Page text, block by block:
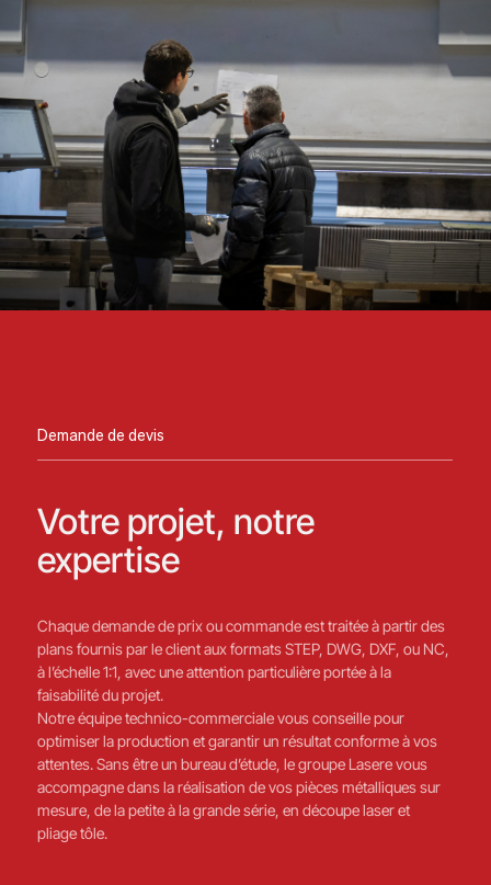
Demande de devis
Votre projet, notre
expertise
Chaque demande de prix ou commande est traitée à partir des
plans fournis par le client aux formats STEP, DWG, DXF, ou NC,
à l’échelle 1:1, avec une attention particulière portée à la
faisabilité du projet.
Notre équipe technico-commerciale vous conseille pour
optimiser la production et garantir un résultat conforme à vos
attentes. Sans être un bureau d’étude, le groupe Lasere vous
accompagne dans la réalisation de vos pièces métalliques sur
mesure, de la petite à la grande série, en découpe laser et
pliage tôle.